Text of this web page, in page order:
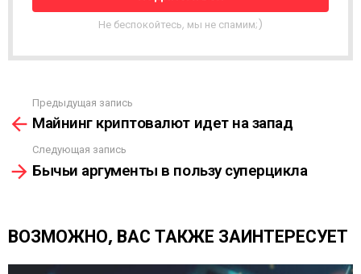
Я
С
Ы
Л
К
А
Не беспокойтесь, мы не спамим;)
м
р
ь
е
щ
Предыдущая запись
Майнинг криптовалют идет на запад
Следующая запись
Бычьи аргументы в пользу суперцикла
ВОЗМОЖНО, ВАС ТАКЖЕ ЗАИНТЕРЕСУЕТ